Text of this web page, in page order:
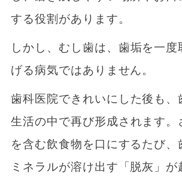
する役割があります。
しかし、むし歯は、歯垢を一度
げる病気ではありません。
歯科医院できれいにした後も、
生活の中で再び形成されます。
を含む飲食物を口にするたび、
ミネラルが溶け出す「脱灰」が